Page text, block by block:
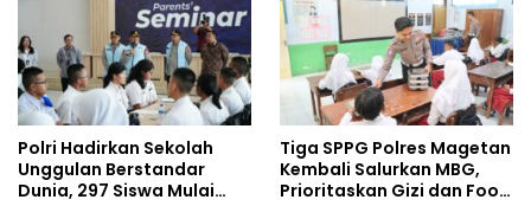
Polri Hadirkan Sekolah
Unggulan Berstandar
Dunia, 297 Siswa Mulai
Tiga SPPG Polres Magetan
Kembali Salurkan MBG,
Prioritaskan Gizi dan Food